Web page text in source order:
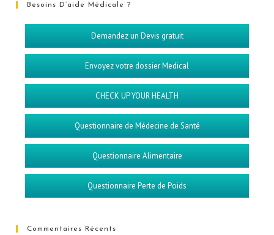
Besoins D’aide Médicale ?
Demandez un Devis gratuit
Envoyez votre dossier Medical
CHECK UP YOUR HEALTH
Questionnaire de Médecine de Santé
Questionnaire Alimentaire
Questionnaire Perte de Poids
Commentaires Récents